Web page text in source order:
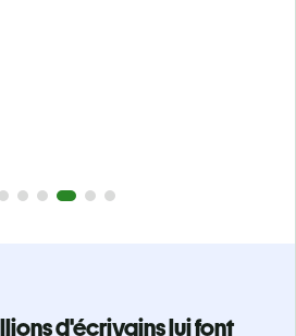
sont 100 % les vôtres grâce au
votre document en quelques
citations manquantes dans plus
d'écrivains lui font